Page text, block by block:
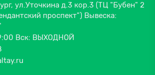
ул.Уточкина д.3 кор.3 (ТЦ "Бубен" 2
проспект") Вывеска:
Вск: ВЫХОДНОЙ